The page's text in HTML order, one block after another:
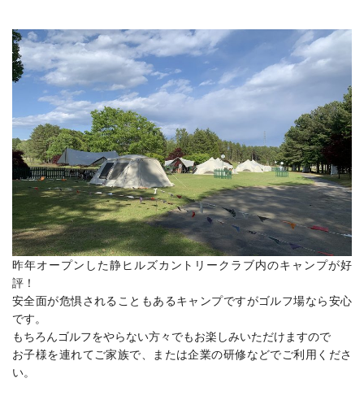
昨年オープンした静ヒルズカントリークラブ内のキャンプが好
評！
安全面が危惧されることもあるキャンプですがゴルフ場なら安心
です。
もちろんゴルフをやらない方々でもお楽しみいただけますので
お子様を連れてご家族で、または企業の研修などでご利用くださ
い。